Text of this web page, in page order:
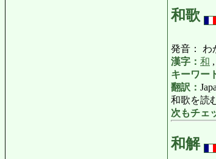
和歌
発音： わ
漢字： 和 ,
キーワー
翻訳：
和歌を読
次もチェ
和解